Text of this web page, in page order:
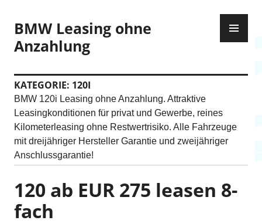
m
I
h
a
l
t
s
p
r
n
g
e
BMW Leasing ohne
Anzahlung
KATEGORIE: 120I
BMW 120i Leasing ohne Anzahlung. Attraktive
Leasingkonditionen für privat und Gewerbe, reines
Kilometerleasing ohne Restwertrisiko. Alle Fahrzeuge
mit dreijähriger Hersteller Garantie und zweijähriger
Anschlussgarantie!
120 ab EUR 275 leasen 8-
fach